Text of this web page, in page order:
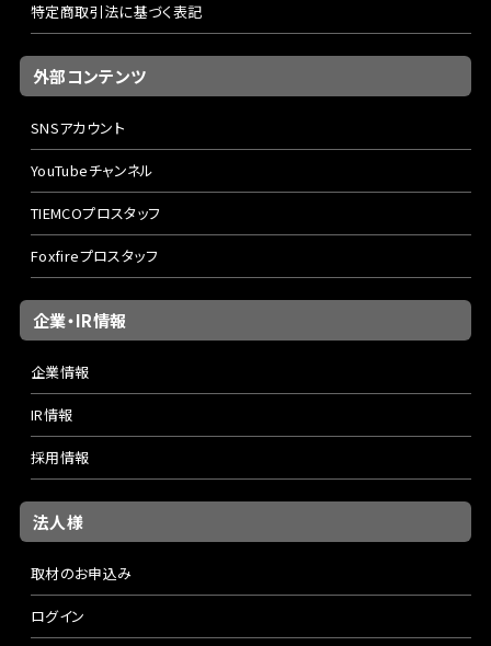
特定商取引法に基づく表記
外部コンテンツ
SNSアカウント
YouTubeチャンネル
TIEMCOプロスタッフ
Foxfireプロスタッフ
企業・IR情報
企業情報
IR情報
採用情報
法人様
取材のお申込み
ログイン